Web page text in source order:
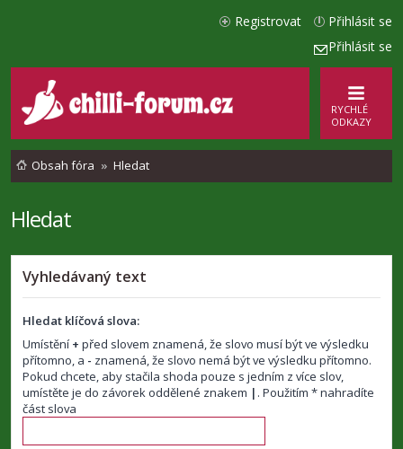
Přihlásit se
Přihlásit se
Registrovat
RYCHLÉ
ODKAZY
Obsah fóra Hledat
Hledat
Vyhledávaný text
Hledat klíčová slova:
Umístění + před slovem znamená, že slovo musí být ve výsledku
přítomno, a - znamená, že slovo nemá být ve výsledku přítomno.
Pokud chcete, aby stačila shoda pouze s jedním z více slov,
umístěte je do závorek oddělené znakem | . Použitím * nahradíte
část slova